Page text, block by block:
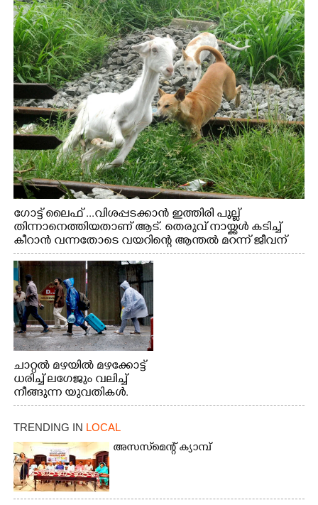
ഗോട്ട് ലൈഫ് ...വിശപ്പടക്കാൻ ഇത്തിരി പുല്ല്
തിന്നാനെത്തിയതാണ് ആട്. തെരുവ് നായ്ക്കൾ കടിച്ച്
കീറാൻ വന്നതോടെ വയറിന്റെ ആന്തൽ മറന്ന് ജീവന്
വേണ്ടിയായി ഓട്ടം. എറണാകുളം വാത്തുരുത്തിയിൽ
നിന്നുള്ള കാഴ്ച
ചാറ്റൽ മഴയിൽ മഴക്കോട്ട്
ധരിച്ച് ലഗേജും വലിച്ച്
നീങ്ങുന്ന യുവതികൾ.
എറണാകുളം മേനകയിൽ
നിന്നുള്ള കാഴ്ച
TRENDING IN LOCAL
അസസ്‌മെന്റ് ക്യാമ്പ്